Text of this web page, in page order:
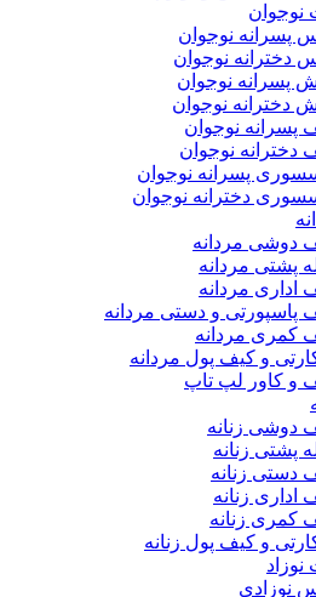
نوجوان
پسرانه نوجوان
دخترانه نوجوان
پسرانه نوجوان
دخترانه نوجوان
پسرانه نوجوان
دخترانه نوجوان
پسرانه نوجوان
دخترانه نوجوان
دوشی مردانه
پشتی مردانه
اداری مردانه
پاسپورتی و دستی مردانه
کمری مردانه
و کیف پول مردانه
و کاور لپ تاپ
دوشی زنانه
پشتی زنانه
دستی زنانه
اداری زنانه
کمری زنانه
و کیف پول زنانه
نوزادی